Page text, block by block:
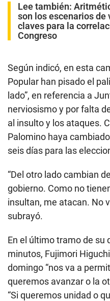
Lee también:
son los escenarios de
claves para la
Congreso
Según indicó, en esta
Popular han pisado el
lado”, en referencia a
nerviosismo y por falta
al insulto y los ataques.
Palomino haya
seis días para las
“Del otro lado cambian
gobierno. Como no
insultan, me atacan. No
subrayó.
En el último tramo de su
minutos, Fujimori
domingo “nos va a
queremos avanzar o la
“Si queremos unidad o